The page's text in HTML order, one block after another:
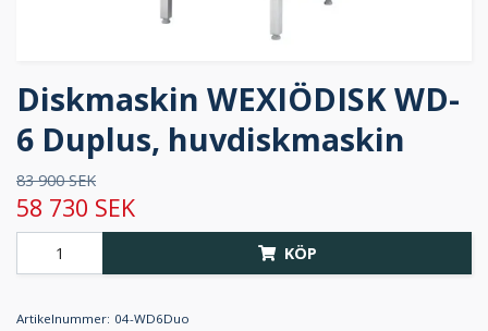
Diskmaskin WEXIÖDISK WD-
6 Duplus, huvdiskmaskin
83 900 SEK
58 730 SEK
KÖP
Artikelnummer: 04-WD6Duo